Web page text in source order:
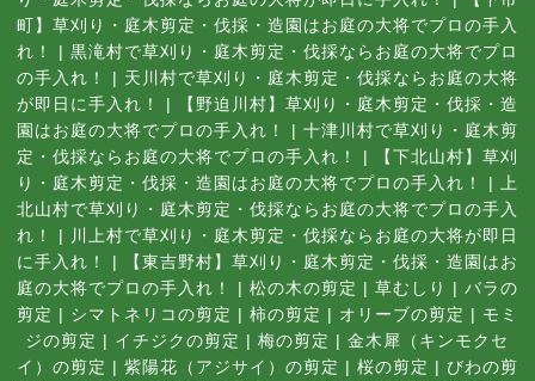
町】草刈り・庭木剪定・伐採・造園はお庭の大将でプロの手入
れ！
| 黒滝村で草刈り・庭木剪定・伐採ならお庭の大将でプロ
の手入れ！
| 天川村で草刈り・庭木剪定・伐採ならお庭の大将
が即日に手入れ！
|
【野迫川村】草刈り・庭木剪定・伐採・造
園はお庭の大将でプロの手入れ！
| 十津川村で草刈り・庭木剪
定・伐採ならお庭の大将でプロの手入れ！
|
【下北山村】草刈
り・庭木剪定・伐採・造園はお庭の大将でプロの手入れ！
|
上
北山村で草刈り・庭木剪定・伐採ならお庭の大将でプロの手入
れ！
|
川上村で草刈り・庭木剪定・伐採ならお庭の大将が即日
に手入れ！
|
【東吉野村】草刈り・庭木剪定・伐採・造園はお
庭の大将でプロの手入れ！
| 松の木の剪定 | 草むしり | バラの
剪定 | シマトネリコの剪定 | 柿の剪定 | オリーブの剪定 | モミ
ジの剪定 | イチジクの剪定 | 梅の剪定 | 金木犀（キンモクセ
イ）の剪定 | 紫陽花（アジサイ）の剪定 | 桜の剪定 | びわの剪